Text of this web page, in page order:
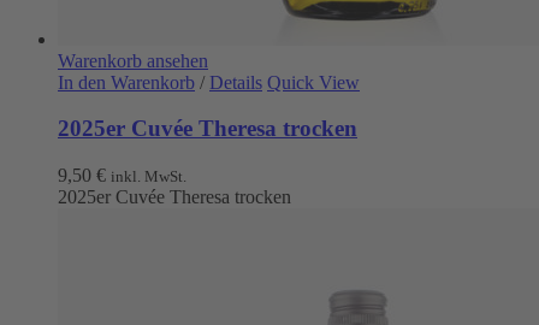
Warenkorb ansehen
In den Warenkorb / Details Quick View
2025er Cuvée Theresa trocken
9,50 € inkl. MwSt.
2025er Cuvée Theresa trocken